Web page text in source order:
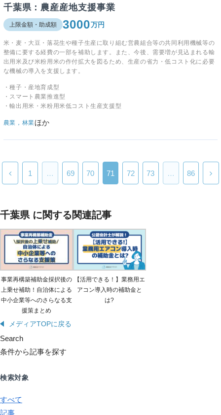
千葉県：農産産地支援事業
上限金額・助成額 3000万円
米・麦・大豆・落花生や種子生産に取り組む営農組合等の共同利用機械等の
整備に要する経費の一部を補助します。また、今後、需要増が見込まれる輸
出用米及び米粉用米の作付拡大を図るため、生産の省力・低コスト化に必要
な機械の導入を支援します。
・種子・産地育成型
・スマート農業推進型
・輸出用米・米粉用米低コスト生産支援型
農業，林業ほか
1 … 69 70 71 72 73 … 86
千葉県 に関する関連記事
事業再構築補助金採択後の
上乗せ補助！自治体による
中小企業等へのさらなる支
援策まとめ
【活用できる！】業務用エ
アコン導入時の補助金と
は?
メディアTOPに戻る
Search
条件から記事を探す
検索対象
すべて
記事